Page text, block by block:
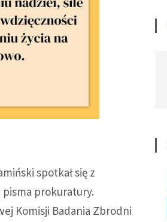
spotkał się z
pisma prokuratury.
Komisji Badania Zbrodni